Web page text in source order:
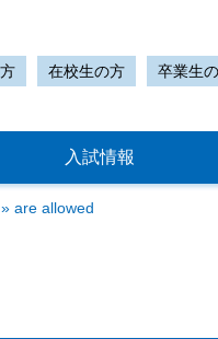
在校生の方 卒業生
入試情報
are allowed